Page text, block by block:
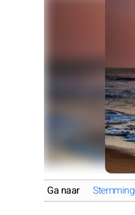
Ga naar Stemming